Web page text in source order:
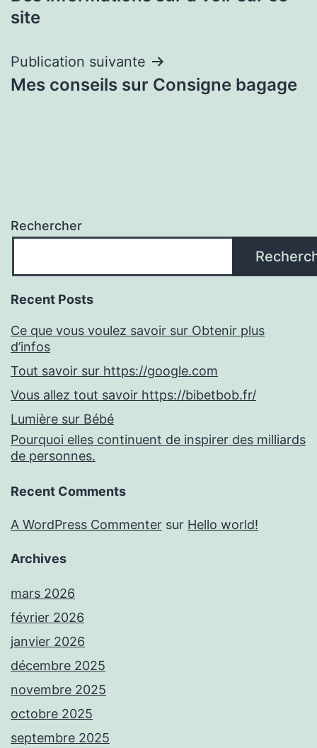
de
site
Publication suivante
Mes conseils sur Consigne bagage
Rechercher
Recent Posts
Ce que vous voulez savoir sur Obtenir plus
d’infos
Tout savoir sur https://google.com
Vous allez tout savoir https://bibetbob.fr/
Lumière sur Bébé
Pourquoi elles continuent de inspirer des milliards
de personnes.
Recent Comments
A WordPress Commenter sur Hello world!
Archives
mars 2026
février 2026
janvier 2026
décembre 2025
novembre 2025
octobre 2025
septembre 2025